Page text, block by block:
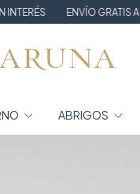
A PARTIR DE $ 149.900
ABRIGOS